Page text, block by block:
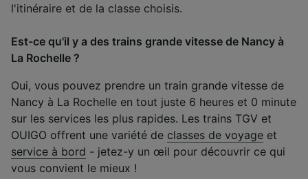
l'itinéraire et de la classe choisis.
Est-ce qu'il y a des trains grande vitesse de Nancy à
La Rochelle ?
Oui, vous pouvez prendre un train grande vitesse de
Nancy à La Rochelle en tout juste 6 heures et 0 minute
sur les services les plus rapides. Les trains TGV et
OUIGO offrent une variété de classes de voyage et
service à bord - jetez-y un œil pour découvrir ce qui
vous convient le mieux !